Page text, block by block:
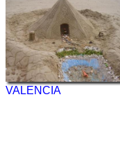
VALENCIA